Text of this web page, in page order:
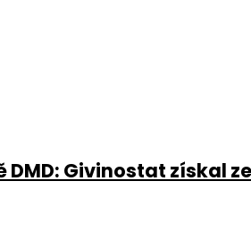
DMD: Givinostat získal